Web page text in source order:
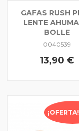
GAFAS RUSH
LENTE
BOLLE
0040539
13,90 €